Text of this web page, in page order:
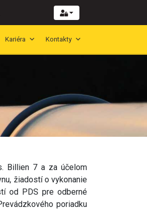
Kariéra Kontakty
Billien 7 a za účelom
žiadostí o vykonanie
od PDS pre odberné
poriadku